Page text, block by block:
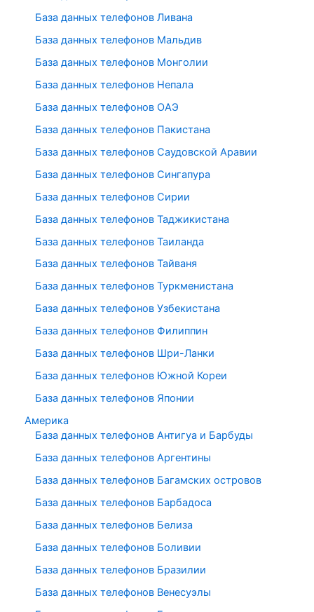
База данных телефонов Ливана
База данных телефонов Мальдив
База данных телефонов Монголии
База данных телефонов Непала
База данных телефонов ОАЭ
База данных телефонов Пакистана
База данных телефонов Саудовской Аравии
База данных телефонов Сингапура
База данных телефонов Сирии
База данных телефонов Таджикистана
База данных телефонов Таиланда
База данных телефонов Тайваня
База данных телефонов Туркменистана
База данных телефонов Узбекистана
База данных телефонов Филиппин
База данных телефонов Шри-Ланки
База данных телефонов Южной Кореи
База данных телефонов Японии
Америка
База данных телефонов Антигуа и Барбуды
База данных телефонов Аргентины
База данных телефонов Багамских островов
База данных телефонов Барбадоса
База данных телефонов Белиза
База данных телефонов Боливии
База данных телефонов Бразилии
База данных телефонов Венесуэлы